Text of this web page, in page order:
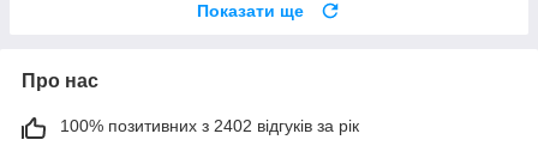
Показати ще
Про нас
100% позитивних з 2402 відгуків за рік